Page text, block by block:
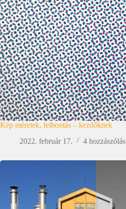
Kép méretek, felbontás – kezdőknek
2022. február 17.
4 hozzászólás